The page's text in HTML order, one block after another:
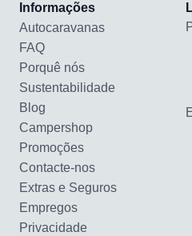
Informações
Autocaravanas
FAQ
Porquê nós
Sustentabilidade
Blog
Campershop
Promoções
Contacte-nos
Extras e Seguros
Empregos
Privacidade